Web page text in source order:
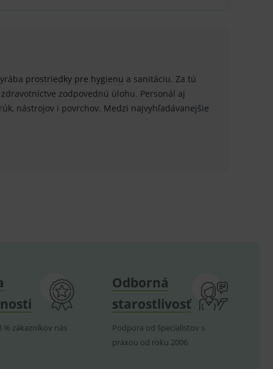
prostriedky pre hygienu a sanitáciu. Za tú
zodpovednú úlohu. Personál aj
nástrojov i povrchov. Medzi najvyhľadávanejšie
% zákazníkov nás
Odborná
starostlivosť
Podpora od špecialistov s
praxou od roku 2006
zapamatování
aby banner cookie
analytics.
zobrazení
analytics.
předvoleb pro
webu používá